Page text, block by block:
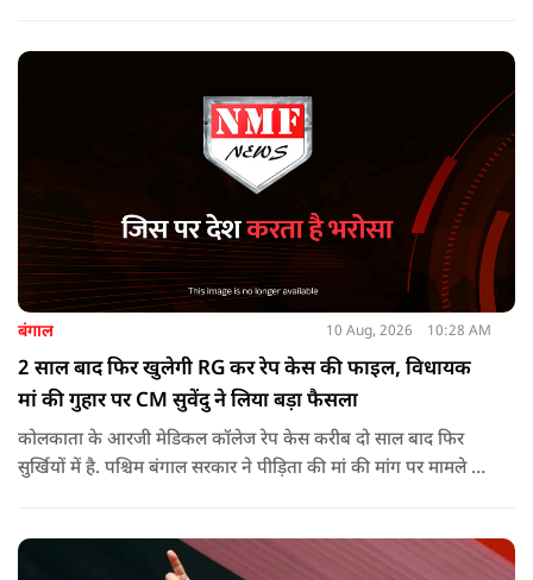
आस्था के सूत्र में बांधती है.
बंगाल 10 Aug, 2026 10:28 AM
2 साल बाद फिर खुलेगी RG कर रेप केस की फाइल, विधायक
मां की गुहार पर CM सुवेंदु ने लिया बड़ा फैसला
कोलकाता के आरजी मेडिकल कॉलेज रेप केस करीब दो साल बाद फिर
सुर्खियों में है. पश्चिम बंगाल सरकार ने पीड़िता की मां की मांग पर मामले की